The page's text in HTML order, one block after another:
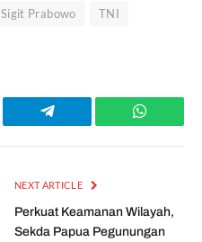
Sigit Prabowo
TNI
Telegram
NEXT ARTICLE
Perkuat Keamanan Wilayah,
Sekda Papua Pegunungan